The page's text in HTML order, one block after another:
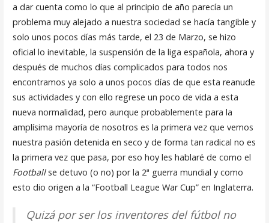
a dar cuenta como lo que al principio de año parecía un
problema muy alejado a nuestra sociedad se hacía tangible y
solo unos pocos días más tarde, el 23 de Marzo, se hizo
oficial lo inevitable, la suspensión de la liga española, ahora y
después de muchos días complicados para todos nos
encontramos ya solo a unos pocos días de que esta reanude
sus actividades y con ello regrese un poco de vida a esta
nueva normalidad, pero aunque probablemente para la
amplísima mayoría de nosotros es la primera vez que vemos
nuestra pasión detenida en seco y de forma tan radical no es
la primera vez que pasa, por eso hoy les hablaré de como el
Footballse detuvo (o no) por la 2ª guerra mundial y como
esto dio origen a la “Football League War Cup” en Inglaterra.
Quizá por ser los inventores del fútbol no